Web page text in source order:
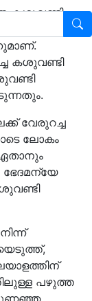
കശുവണ്ടി
നമ്മുടെ
കശുവണ്ടി
വേരുറച്ച
ലോകം
പഴുത്ത
നുണഞ്ഞ